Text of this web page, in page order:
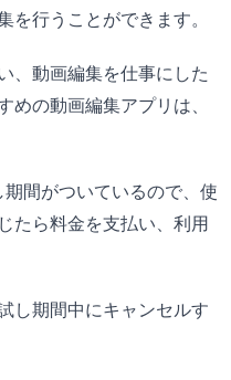
行うことができます。
、動画編集を仕事にした
の動画編集アプリは、
間がついているので、使
たら料金を支払い、利用
し期間中にキャンセルす